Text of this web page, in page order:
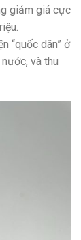
giảm giá cực
“quốc dân” ở
và thu